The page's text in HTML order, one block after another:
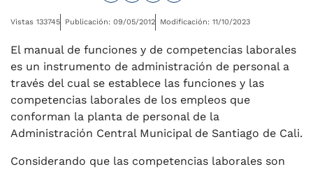
Vistas 133745 Publicación: 09/05/2012 Modificación: 11/10/2023
El manual de funciones y de competencias laborales
es un instrumento de administración de personal a
través del cual se establece las funciones y las
competencias laborales de los empleos que
conforman la planta de personal de la
Administración Central Municipal de Santiago de Cali.
Considerando que las competencias laborales son